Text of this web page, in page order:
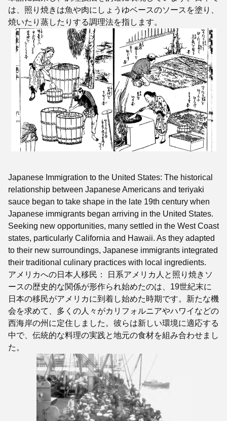
は、照り焼きは魚や肉にしょうゆベースのソースを塗り、
焼いたり蒸したりする調理法を指します。
Japanese Immigration to the United States: The historical
relationship between Japanese Americans and teriyaki
sauce began to take shape in the late 19th century when
Japanese immigrants began arriving in the United States.
Seeking new opportunities, many settled in the West Coast
states, particularly California and Hawaii. As they adapted
to their new surroundings, Japanese immigrants integrated
their traditional culinary practices with local ingredients.
アメリカへの日本人移民： 日系アメリカ人と照り焼きソ
ースの歴史的な関係が形作られ始めたのは、19世紀末に
日本の移民がアメリカに到着し始めた時期です。新たな機
会を求めて、多くの人々がカリフォルニアやハワイなどの
西海岸の州に定住しました。彼らは新しい環境に適応する
中で、伝統的な料理の実践と地元の食材を組み合わせまし
た。